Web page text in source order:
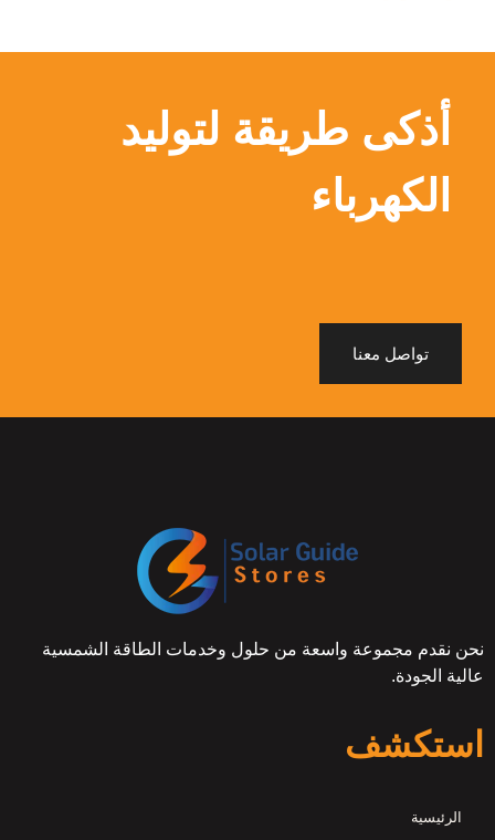
أذكى طريقة لتوليد
الكهرباء
تواصل معنا
نحن نقدم مجموعة واسعة من حلول وخدمات الطاقة الشمسية
عالية الجودة.
استكشف
الرئيسية